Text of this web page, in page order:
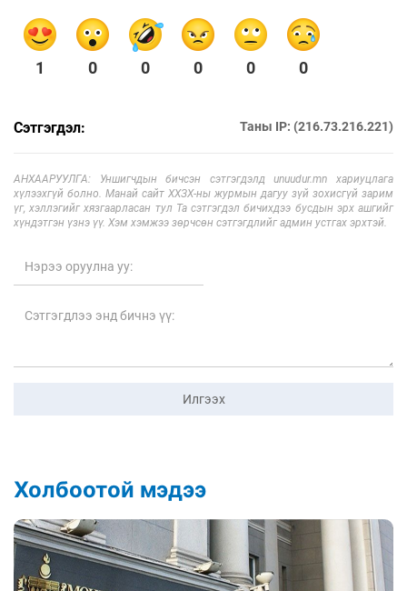
1 0 0 0 0 0
Сэтгэгдэл: Таны IP: (216.73.216.221)
АНХААРУУЛГА: Уншигчдын бичсэн сэтгэгдэлд unuudur.mn хариуцлага
хүлээхгүй болно. Манай сайт ХХЗХ-ны журмын дагуу зүй зохисгүй зарим
үг, хэллэгийг хязгаарласан тул Та сэтгэгдэл бичихдээ бусдын эрх ашгийг
хүндэтгэн үзнэ үү. Хэм хэмжээ зөрчсөн сэтгэгдлийг админ устгах эрхтэй.
Илгээх
Холбоотой мэдээ